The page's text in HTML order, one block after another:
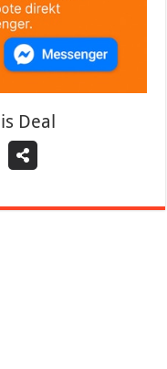
Deal